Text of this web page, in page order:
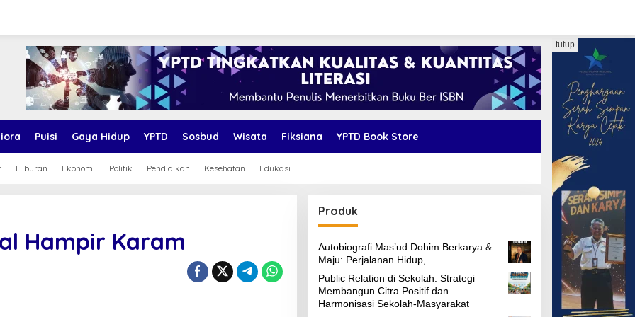
Puisi Gaya Hidup YPTD Sosbud Wisata Fiksiana YPTD Book Store
Hiburan Ekonomi Politik Pendidikan Kesehatan Edukasi
tutup
Hampir Karam
Produk
Autobiografi Mas’ud Dohim Berkarya &
Maju: Perjalanan Hidup,
Public Relation di Sekolah: Strategi
Membangun Citra Positif dan
Harmonisasi Sekolah-Masyarakat